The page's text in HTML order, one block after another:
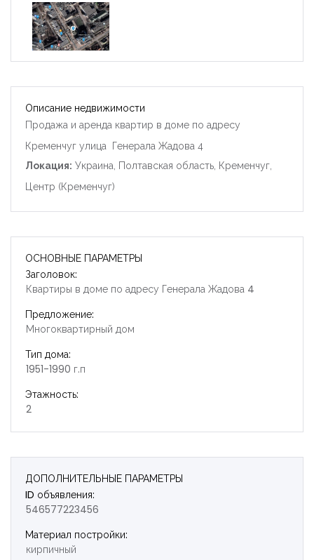
Описание недвижимости
Продажа и аренда квартир в доме по адресу
Кременчуг улица Генерала Жадова 4
Локация: Украина, Полтавская область, Кременчуг,
Центр (Кременчуг)
ОСНОВНЫЕ ПАРАМЕТРЫ
Заголовок:
Квартиры в доме по адресу Генерала Жадова 4
Предложение:
Многоквартирный дом
Тип дома:
1951-1990 г.п
Этажность:
2
ДОПОЛНИТЕЛЬНЫЕ ПАРАМЕТРЫ
ID объявления:
546577223456
Материал постройки:
кирпичный